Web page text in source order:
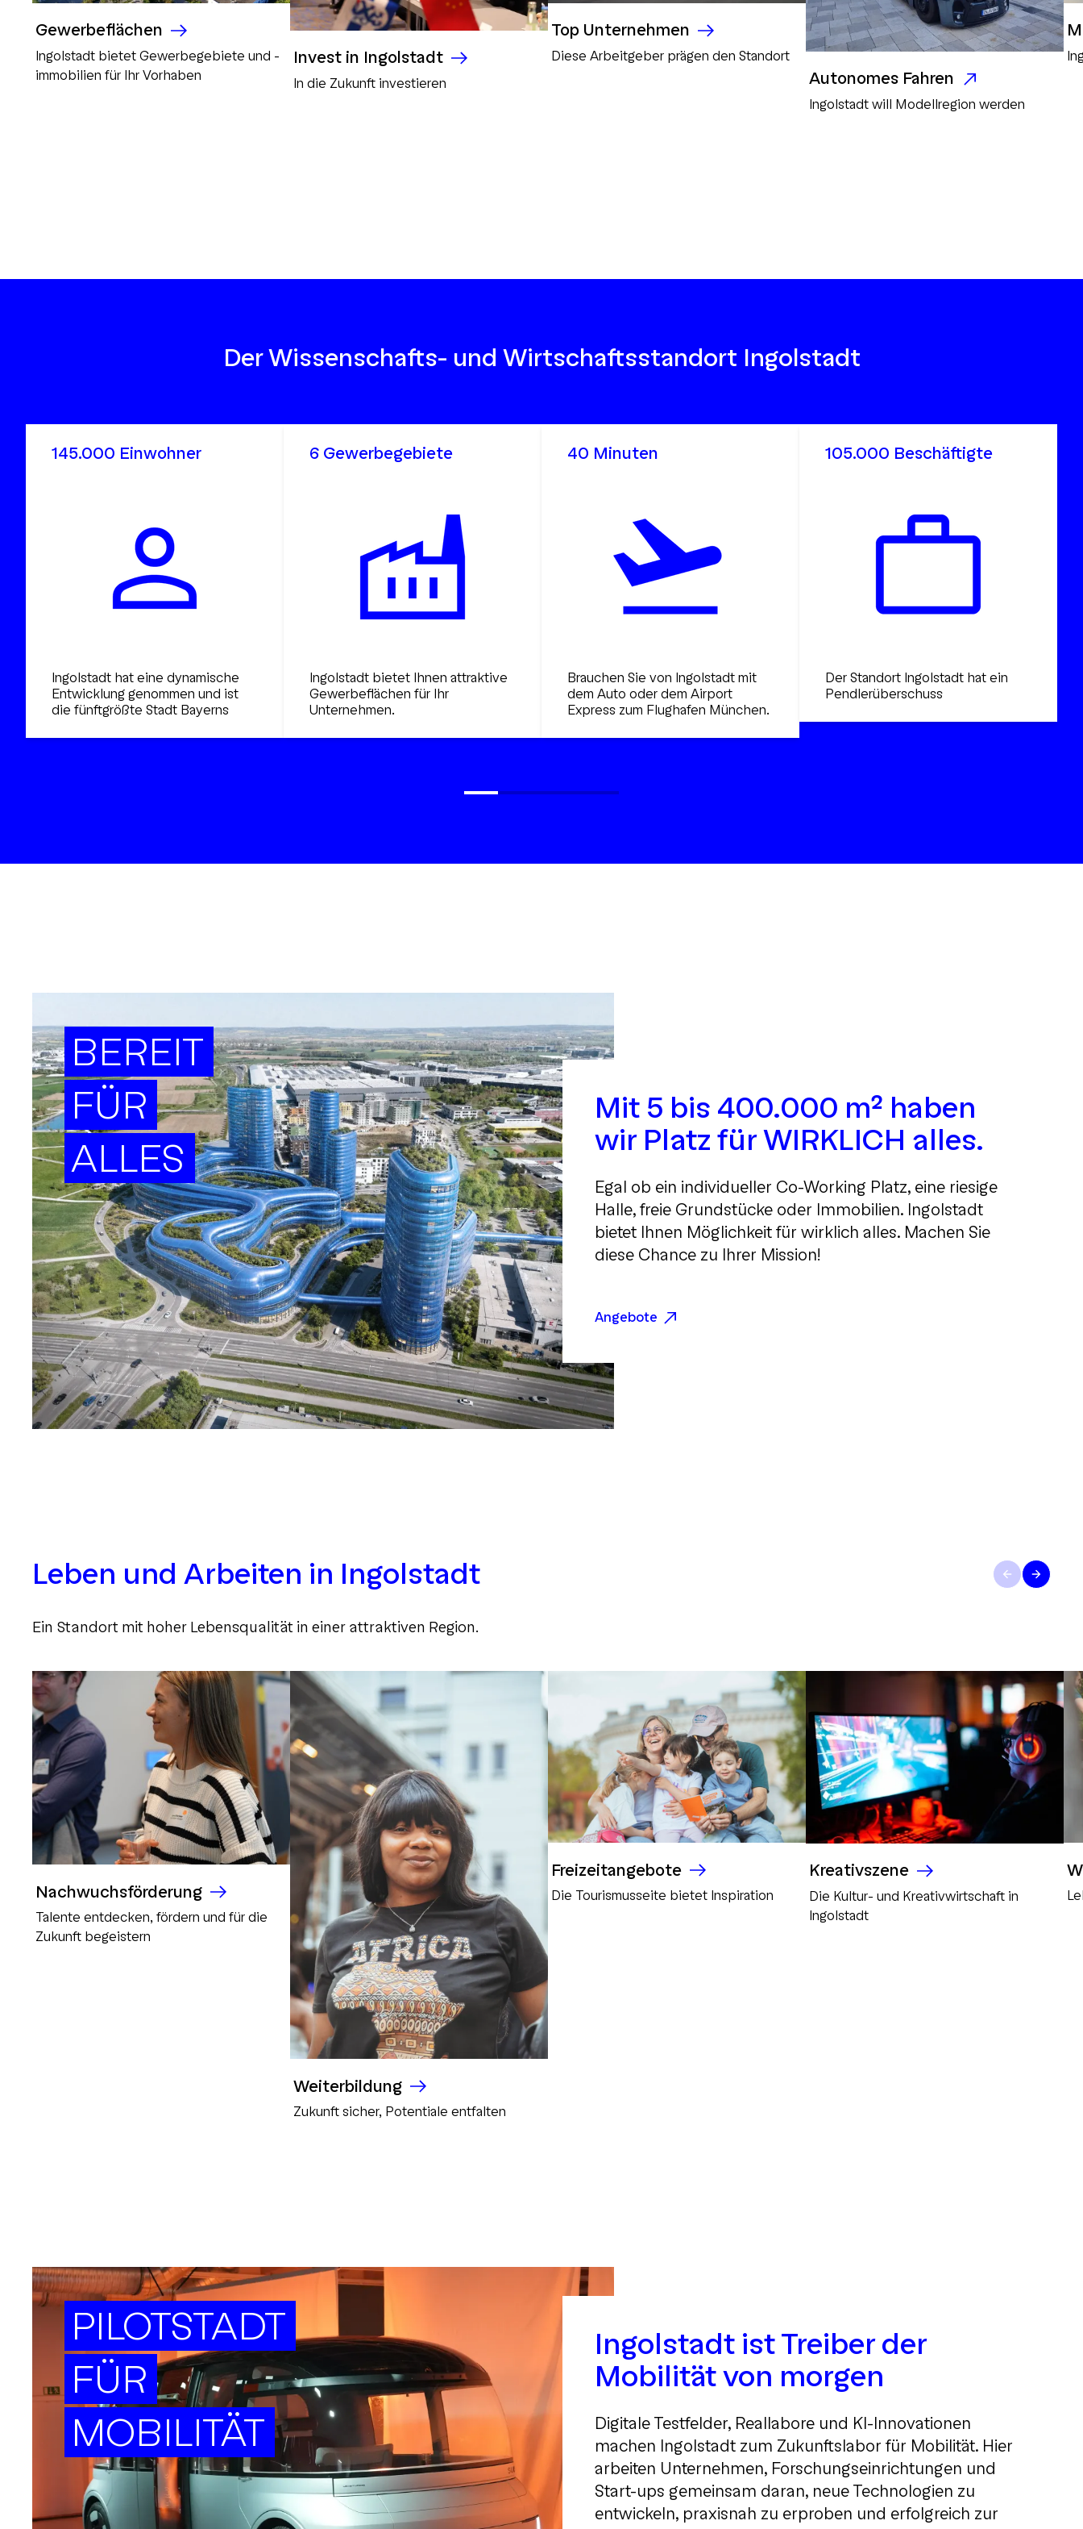
Gewerbeflächen
Ingolstadt bietet Gewerbegebiete und -
immobilien für Ihr Vorhaben
Invest in Ingolstadt
In die Zukunft investieren
Top Unternehmen
Diese Arbeitgeber prägen den Standort
Autonomes Fahren
Ingolstadt will Modellregion werden
Der Wissenschafts- und Wirtschaftsstandort Ingolstadt
145.000 Einwohner
Ingolstadt hat eine dynamische
Entwicklung genommen und ist
die fünftgrößte Stadt Bayerns
6 Gewerbegebiete
Ingolstadt bietet Ihnen attraktive
Gewerbeflächen für Ihr
Unternehmen.
40 Minuten
Brauchen Sie von Ingolstadt mit
dem Auto oder dem Airport
Express zum Flughafen München.
105.000 Beschäftigte
Der Standort Ingolstadt hat ein
Pendlerüberschuss
BEREIT
FÜR
ALLES
Mit 5 bis 400.000 m² haben
wir Platz für WIRKLICH alles.
Egal ob ein individueller Co-Working Platz, eine riesige
Halle, freie Grundstücke oder Immobilien. Ingolstadt
bietet Ihnen Möglichkeit für wirklich alles. Machen Sie
diese Chance zu Ihrer Mission!
Angebote
Leben und Arbeiten in Ingolstadt
Ein Standort mit hoher Lebensqualität in einer attraktiven Region.
Nachwuchsförderung
Talente entdecken, fördern und für die
Zukunft begeistern
Weiterbildung
Zukunft sicher, Potentiale entfalten
Freizeitangebote
Die Tourismusseite bietet Inspiration
Kreativszene
Die Kultur- und Kreativwirtschaft in
Ingolstadt
PILOTSTADT
FÜR
MOBILITÄT
Ingolstadt ist Treiber der
Mobilität von morgen
Digitale Testfelder, Reallabore und KI-Innovationen
machen Ingolstadt zum Zukunftslabor für Mobilität. Hier
arbeiten Unternehmen, Forschungseinrichtungen und
Start-ups gemeinsam daran, neue Technologien zu
entwickeln, praxisnah zu erproben und erfolgreich zur